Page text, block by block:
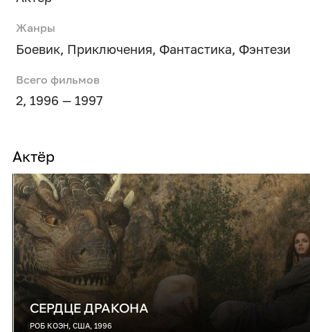
Жанры
Боевик, Приключения, Фантастика, Фэнтези
Всего фильмов
2, 1996 — 1997
Актёр
СЕРДЦЕ ДРАКОНА
РОБ КОЭН, США, 1996